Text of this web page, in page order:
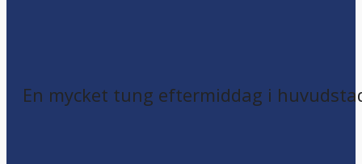
En mycket tung eftermiddag i